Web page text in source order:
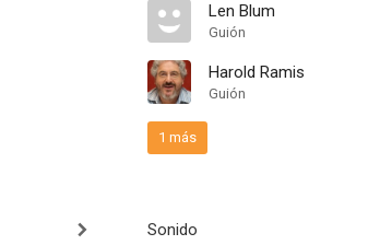
Len Blum
Guión
Harold Ramis
Guión
1 más
Sonido